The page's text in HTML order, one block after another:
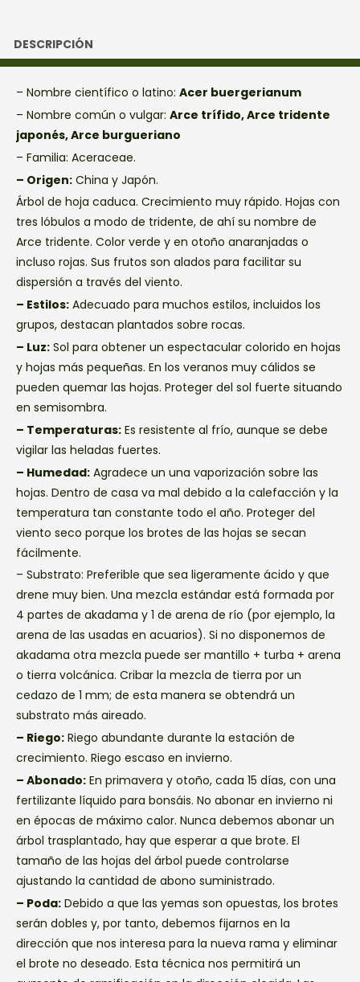
DESCRIPCIÓN
– Nombre científico o latino: Acer buergerianum
– Nombre común o vulgar: Arce trífido, Arce tridente
japonés, Arce burgueriano
– Familia: Aceraceae.
– Origen: China y Japón.
Árbol de hoja caduca. Crecimiento muy rápido. Hojas con
tres lóbulos a modo de tridente, de ahí su nombre de
Arce tridente. Color verde y en otoño anaranjadas o
incluso rojas. Sus frutos son alados para facilitar su
dispersión a través del viento.
– Estilos: Adecuado para muchos estilos, incluidos los
grupos, destacan plantados sobre rocas.
– Luz: Sol para obtener un espectacular colorido en hojas
y hojas más pequeñas. En los veranos muy cálidos se
pueden quemar las hojas. Proteger del sol fuerte situando
en semisombra.
– Temperaturas: Es resistente al frío, aunque se debe
vigilar las heladas fuertes.
– Humedad: Agradece un una vaporización sobre las
hojas. Dentro de casa va mal debido a la calefacción y la
temperatura tan constante todo el año. Proteger del
viento seco porque los brotes de las hojas se secan
fácilmente.
– Substrato: Preferible que sea ligeramente ácido y que
drene muy bien. Una mezcla estándar está formada por
4 partes de akadama y 1 de arena de río (por ejemplo, la
arena de las usadas en acuarios). Si no disponemos de
akadama otra mezcla puede ser mantillo + turba + arena
o tierra volcánica. Cribar la mezcla de tierra por un
cedazo de 1 mm; de esta manera se obtendrá un
substrato más aireado.
– Riego: Riego abundante durante la estación de
crecimiento. Riego escaso en invierno.
– Abonado: En primavera y otoño, cada 15 días, con una
fertilizante líquido para bonsáis. No abonar en invierno ni
en épocas de máximo calor. Nunca debemos abonar un
árbol trasplantado, hay que esperar a que brote. El
tamaño de las hojas del árbol puede controlarse
ajustando la cantidad de abono suministrado.
– Poda: Debido a que las yemas son opuestas, los brotes
serán dobles y, por tanto, debemos fijarnos en la
dirección que nos interesa para la nueva rama y eliminar
el brote no deseado. Esta técnica nos permitirá un